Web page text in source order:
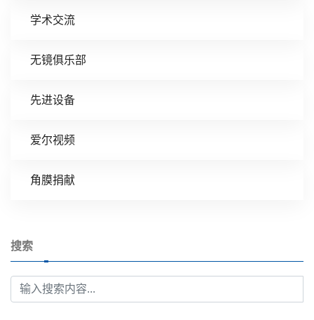
学术交流
无镜俱乐部
先进设备
爱尔视频
角膜捐献
搜索